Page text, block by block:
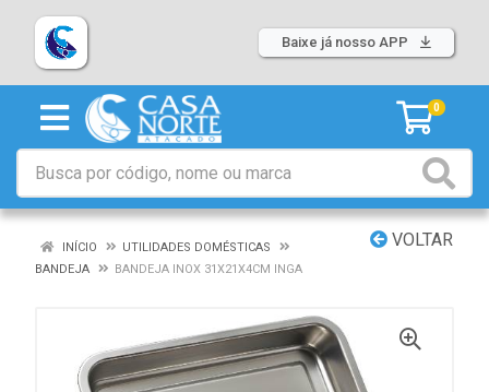
Baixe já nosso APP
0
VOLTAR
INÍCIO
UTILIDADES DOMÉSTICAS
BANDEJA
BANDEJA INOX 31X21X4CM INGA